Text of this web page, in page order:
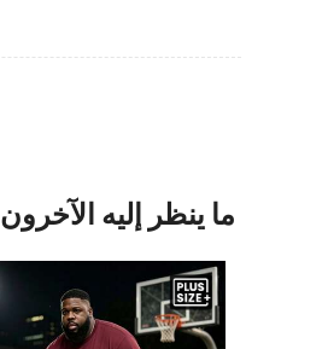
ما ينظر إليه الآخرون